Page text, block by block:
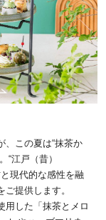
、この夏は“抹茶か
“江戸（昔）
現代的な感性を融
提供します。
用した「抹茶とメロ